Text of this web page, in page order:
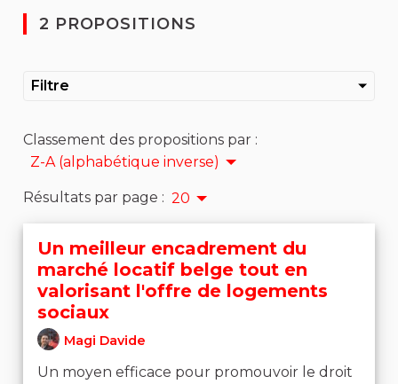
2 PROPOSITIONS
Filtre
Classement des propositions par :
Z-A (alphabétique inverse)
Résultats par page : 20
Un meilleur encadrement du
marché locatif belge tout en
valorisant l'offre de logements
sociaux
Magi Davide
Un moyen efficace pour promouvoir le droit